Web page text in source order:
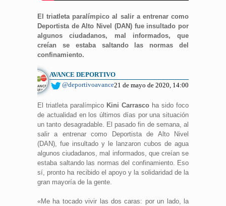
El triatleta paralímpico al salir a entrenar como
Deportista de Alto Nivel (DAN) fue insultado por
algunos ciudadanos, mal informados, que
creían se estaba saltando las normas del
confinamiento.
AVANCE DEPORTIVO
@deportivoavance21 de mayo de 2020, 14:00
El triatleta paralímpico Kini Carrasco ha sido foco
de actualidad en los últimos días por una situación
un tanto desagradable. El pasado fin de semana, al
salir a entrenar como Deportista de Alto Nivel
(DAN), fue insultado y le lanzaron cubos de agua
algunos ciudadanos, mal informados, que creían se
estaba saltando las normas del confinamiento. Eso
sí, pronto ha recibido el apoyo y la solidaridad de la
gran mayoría de la gente.
«Me ha tocado vivir las dos caras: por un lado, la